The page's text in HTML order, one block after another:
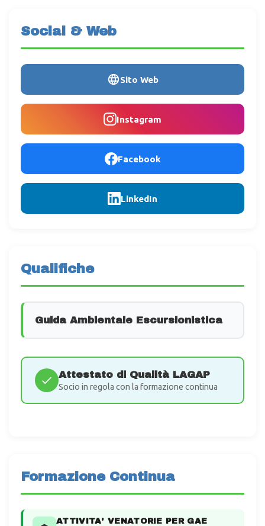
Social & Web
Sito Web
Instagram
Facebook
LinkedIn
Qualifiche
Guida Ambientale Escursionistica
Attestato di Qualità LAGAP
Socio in regola con la formazione continua
Formazione Continua
ATTIVITA' VENATORIE PER GAE